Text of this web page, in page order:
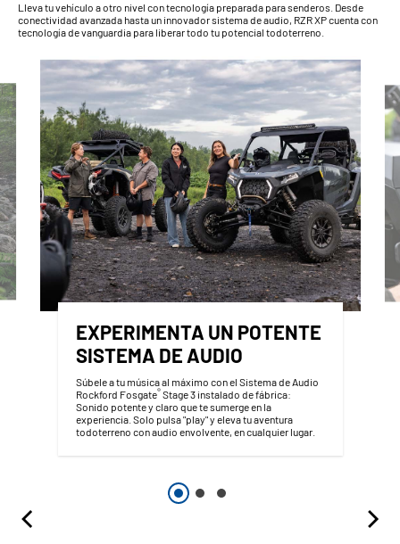
Lleva tu vehículo a otro nivel con tecnología preparada para senderos. Desde
conectividad avanzada hasta un innovador sistema de audio, RZR XP cuenta con
tecnología de vanguardia para liberar todo tu potencial todoterreno.
EXPERIMENTA UN POTENTE
SISTEMA DE AUDIO
Súbele a tu música al máximo con el Sistema de Audio
Rockford Fosgate®Stage 3 instalado de fábrica:
Sonido potente y claro que te sumerge en la
experiencia. Solo pulsa "play" y eleva tu aventura
todoterreno con audio envolvente, en cualquier lugar.